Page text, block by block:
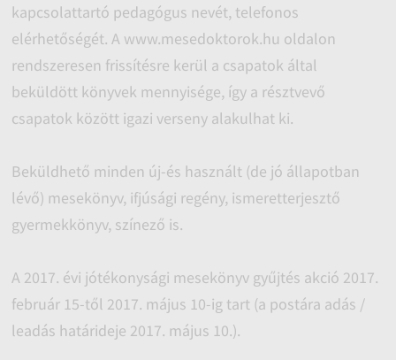
kapcsolattartó pedagógus nevét, telefonos
elérhetőségét. A www.mesedoktorok.hu oldalon
rendszeresen frissítésre kerül a csapatok által
beküldött könyvek mennyisége, így a résztvevő
csapatok között igazi verseny alakulhat ki.
Beküldhető minden új-és használt (de jó állapotban
lévő) mesekönyv, ifjúsági regény, ismeretterjesztő
gyermekkönyv, színező is.
A 2017. évi jótékonysági mesekönyv gyűjtés akció 2017.
február 15-től 2017. május 10-ig tart (a postára adás /
leadás határideje 2017. május 10.).